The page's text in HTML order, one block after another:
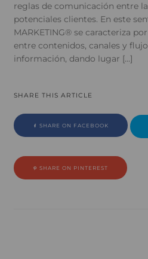
reglas de comunicación entre
potenciales clientes. En este
MARKETING® se caracteriza
entre contenidos, canales y
información, dando lugar […]
SHARE THIS ARTICLE
SHARE ON FACEBOOK
SHARE ON PINTEREST